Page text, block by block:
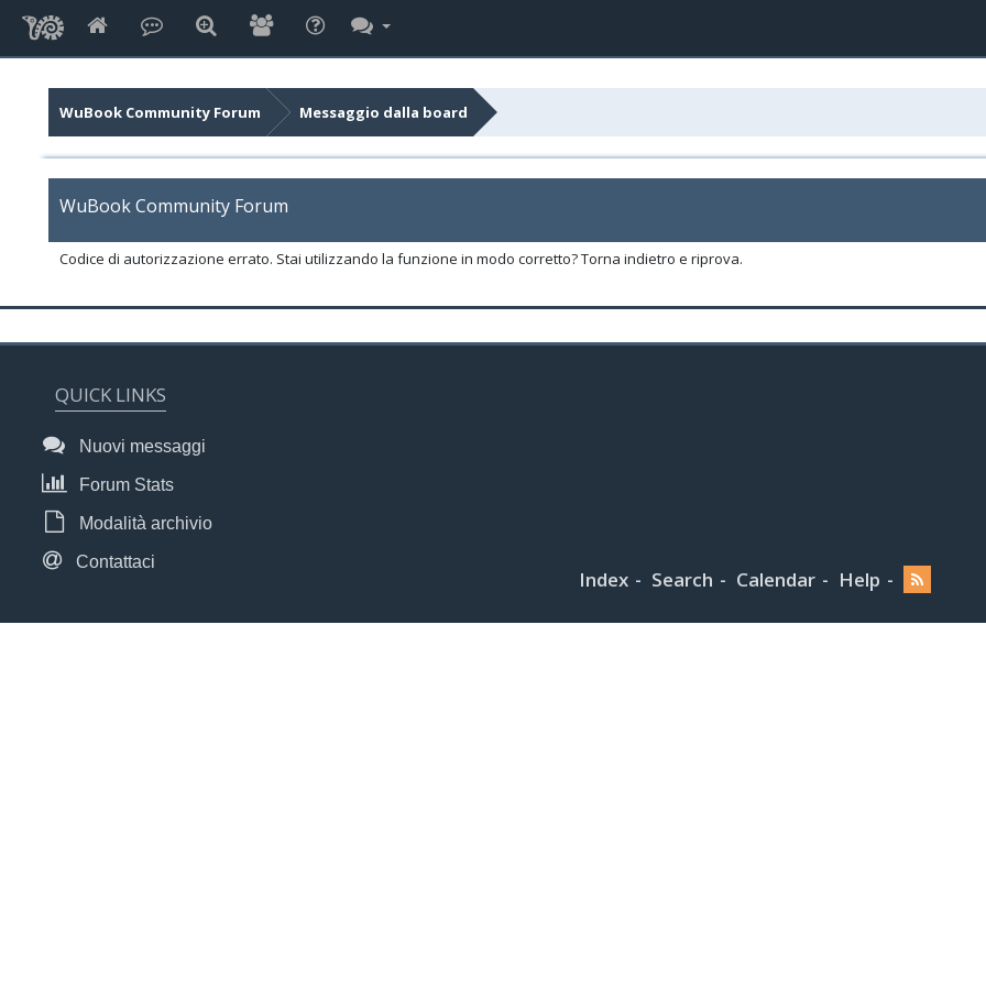
WuBook Community Forum Messaggio dalla board
WuBook Community Forum
Codice di autorizzazione errato. Stai utilizzando la funzione in modo corretto? Torna indietro e riprova.
QUICK LINKS
Nuovi messaggi
Forum Stats
Modalità archivio
Contattaci
Index Search Calendar Help